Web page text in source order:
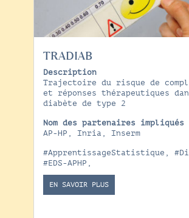
TRADIAB
Description
Trajectoire du risque de
et réponses thérapeutiques
diabète de type 2
Nom des partenaires impliqués
AP-HP, Inria, Inserm
#ApprentissageStatistique ,
#EDS-APHP ,
EN SAVOIR PLUS